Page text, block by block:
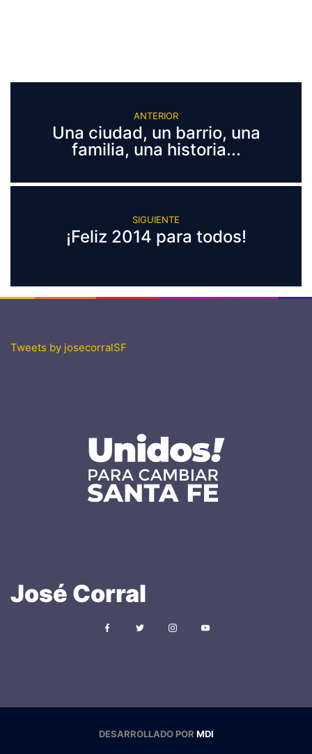
ANTERIOR
Una ciudad, un barrio, una
familia, una historia...
SIGUIENTE
¡Feliz 2014 para todos!
Tweets by josecorralSF
José Corral
DESARROLLADO POR MDI